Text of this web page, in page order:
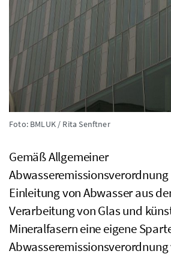
Foto: BMLUK / Rita Senftner
Gemäß Allgemeiner
Abwasseremissionsverordnung
Einleitung von Abwasser aus
Verarbeitung von Glas und
Mineralfasern eine eigene
Abwasseremissionsverordnung